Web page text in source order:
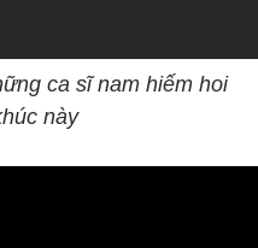
ca sĩ nam hiếm hoi
này